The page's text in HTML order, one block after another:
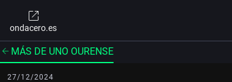
ondacero.es
MÁS DE UNO OURENSE
27/12/2024